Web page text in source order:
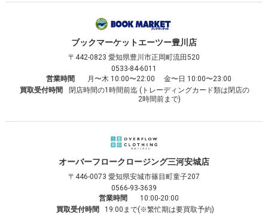
ブックマーケットエーツー豊川店
〒442-0823 愛知県豊川市正岡町流田520
0533-84-6011
営業時間
月〜木 10:00〜22:00 金〜日 10:00〜23:00
買取受付時間
閉店時間の1時間前迄 (トレーディングカード類は閉店の
2時間前まで)
オーバーフロークロージング三河安城店
〒446-0073 愛知県安城市篠目町童子207
0566-93-3639
営業時間
10:00-20:00
買取受付時間
19:00まで(※繁忙期は要買取予約)